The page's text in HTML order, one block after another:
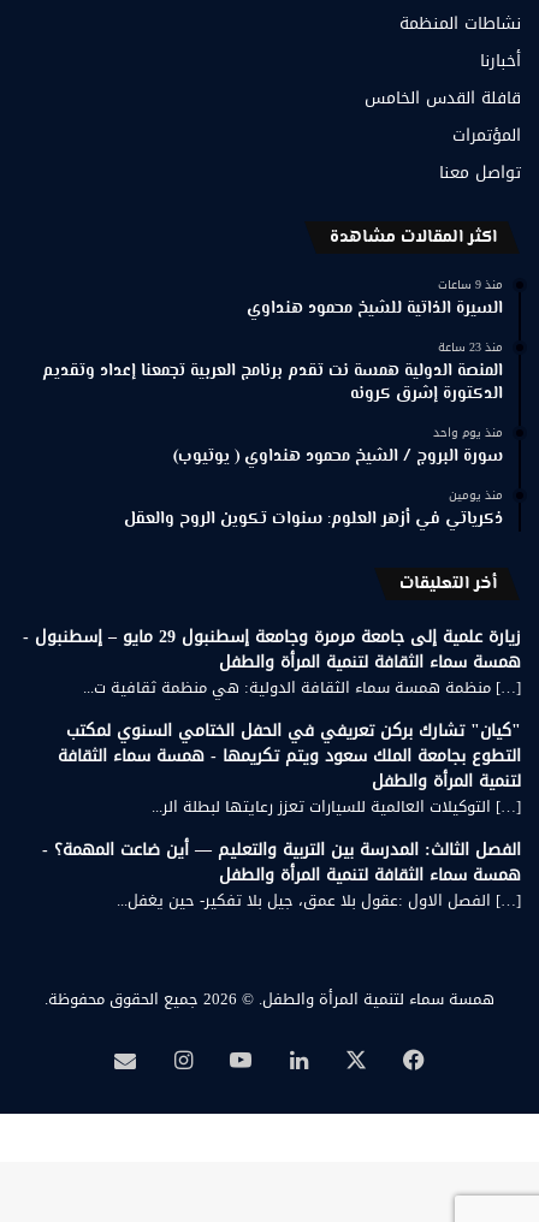
نشاطات المنظمة
أخبارنا
قافلة القدس الخامس
المؤتمرات
تواصل معنا
اكثر المقالات مشاهدة
منذ 9 ساعات
السيرة الذاتية للشيخ محمود هنداوي
منذ 23 ساعة
المنصة الدولية همسة نت تقدم برنامج العربية تجمعنا إعداد وتقديم
الدكتورة إشرق كرونه
منذ يوم واحد
سورة البروج / الشيخ محمود هنداوي ( يوتيوب)
منذ يومين
ذكرياتي في أزهر العلوم: سنوات تكوين الروح والعقل
أخر التعليقات
زيارة علمية إلى جامعة مرمرة وجامعة إسطنبول 29 مايو – إسطنبول -
همسة سماء الثقافة لتنمية المرأة والطفل
[…] منظمة همسة سماء الثقافة الدولية: هي منظمة ثقافية ت...
"كيان" تشارك بركن تعريفي في الحفل الختامي السنوي لمكتب
التطوع بجامعة الملك سعود ويتم تكريمها - همسة سماء الثقافة
لتنمية المرأة والطفل
[…] التوكيلات العالمية للسيارات تعزز رعايتها لبطلة الر...
الفصل الثالث: المدرسة بين التربية والتعليم — أين ضاعت المهمة؟ -
همسة سماء الثقافة لتنمية المرأة والطفل
[…] الفصل الاول :عقول بلا عمق، جيل بلا تفكير- حين يغفل...
همسة سماء لتنمية المرأة والطفل. © 2026 جميع الحقوق محفوظة.
فيسبوك لينكدإن‫YouTubeانستقرامبريد
همسة